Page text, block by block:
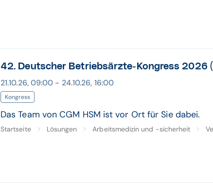
42. Deutscher Betriebsärzte-Kongress 2026
21.10.26, 09:00 - 24.10.26, 16:00
Kongress
Das Team von CGM HSM ist vor Ort für Sie dabei.
Startseite Lösungen Arbeitsmedizin und -sicherheit